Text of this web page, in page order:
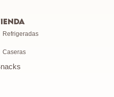
Refrigeradas
Caseras